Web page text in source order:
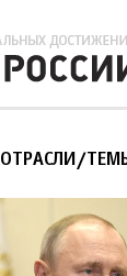
ОТРАСЛИ/